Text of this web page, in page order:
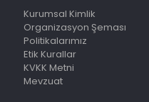
Kurumsal Kimlik
Organizasyon Şeması
Politikalarımız
Etik Kurallar
KVKK Metni
Mevzuat